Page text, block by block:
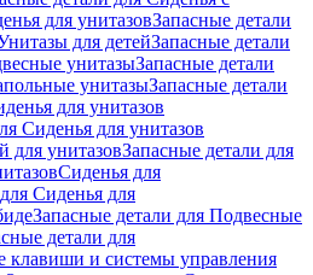
для унитазовЗапасные детали
для детейЗапасные детали
унитазыЗапасные детали
унитазыЗапасные детали
для унитазов
Сиденья для унитазов
для унитазовЗапасные детали для
Сиденья для
Сиденья для
Запасные детали для Подвесные
детали для
и системы управления